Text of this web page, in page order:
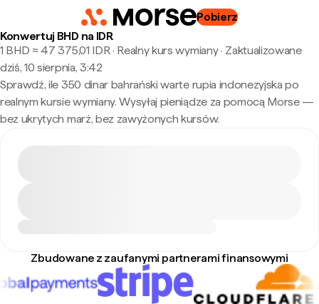
Pobierz
Konwertuj BHD na IDR
1 BHD ≈ 47 375,01 IDR · Realny kurs wymiany· Zaktualizowane
dziś, 10 sierpnia, 3:42
Sprawdź, ile 350 dinar bahrański warte rupia indonezyjska po
realnym kursie wymiany. Wysyłaj pieniądze za pomocą Morse —
bez ukrytych marż, bez zawyżonych kursów.
Zbudowane z zaufanymi partnerami finansowymi